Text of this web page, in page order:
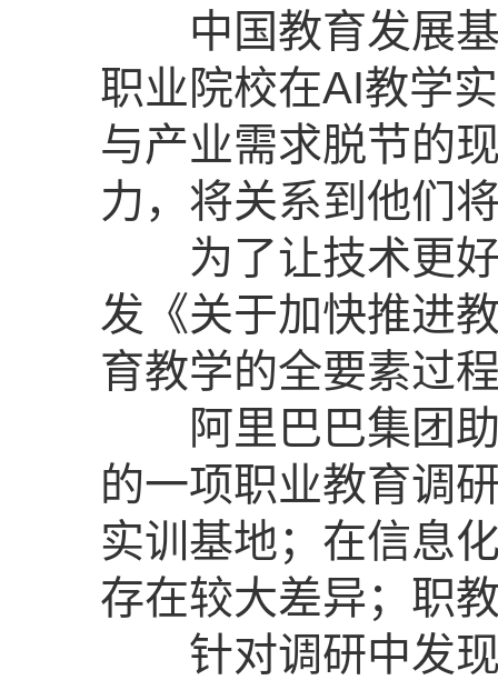
中国教育发展基
职业院校在AI教学
与产业需求脱节的
力，将关系到他们
为了让技术更好
发《关于加快推进
育教学的全要素过
阿里巴巴集团助
的一项职业教育调
实训基地；在信息
存在较大差异；职
针对调研中发现